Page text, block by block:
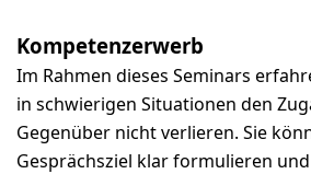
Kompetenzerwerb
Im Rahmen dieses Seminars
in schwierigen Situationen den
Gegenüber nicht verlieren. Sie
Gesprächsziel klar formulieren